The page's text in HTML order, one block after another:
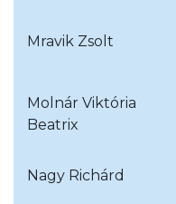
Mravik Zsolt
Molnár Viktória
Beatrix
Nagy Richárd